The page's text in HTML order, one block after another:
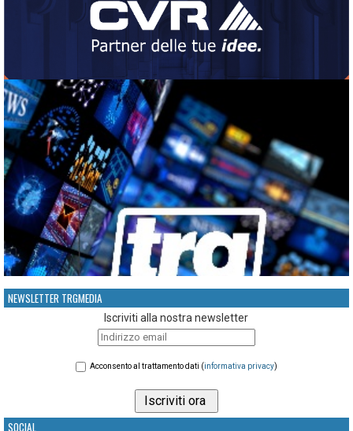
NEWSLETTER TRGMEDIA
Iscriviti alla nostra newsletter
Acconsento al trattamento dati (informativa privacy)
SOCIAL